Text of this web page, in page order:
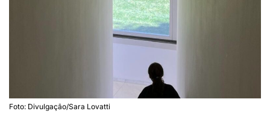
Foto: Divulgação/Sara Lovatti